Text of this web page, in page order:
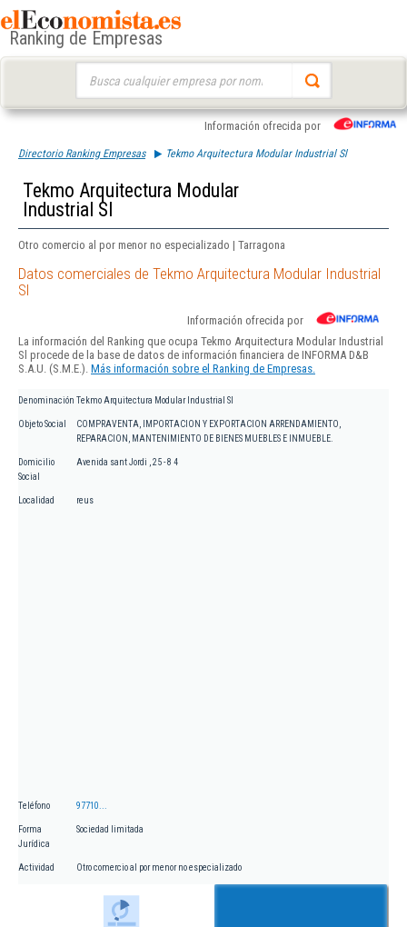
Ranking de Empresas
Información ofrecida por
Directorio Ranking Empresas Tekmo Arquitectura Modular Industrial Sl
Tekmo Arquitectura Modular
Industrial Sl
Otro comercio al por menor no especializado | Tarragona
Datos comerciales de Tekmo Arquitectura Modular Industrial
Sl
Información ofrecida por
La información del Ranking que ocupa Tekmo Arquitectura Modular Industrial
Sl procede de la base de datos de información financiera de INFORMA D&B
S.A.U. (S.M.E.). Más información sobre el Ranking de Empresas.
Denominación Tekmo Arquitectura Modular Industrial Sl
Objeto Social
COMPRAVENTA, IMPORTACION Y EXPORTACION ARRENDAMIENTO,
REPARACION, MANTENIMIENTO DE BIENES MUEBLES E INMUEBLE.
Domicilio
Social
Avenida sant Jordi , 25 - 8 4
Localidad reus
Teléfono 97710...
Forma
Jurídica
Sociedad limitada
Actividad Otro comercio al por menor no especializado